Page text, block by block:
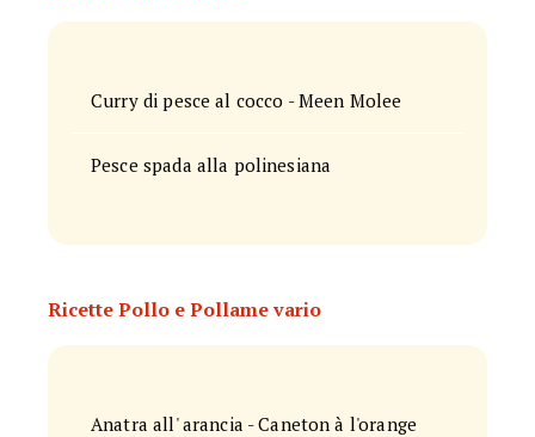
Curry di pesce al cocco - Meen Molee
Pesce spada alla polinesiana
Ricette Pollo e Pollame vario
Anatra all' arancia - Caneton à l'orange